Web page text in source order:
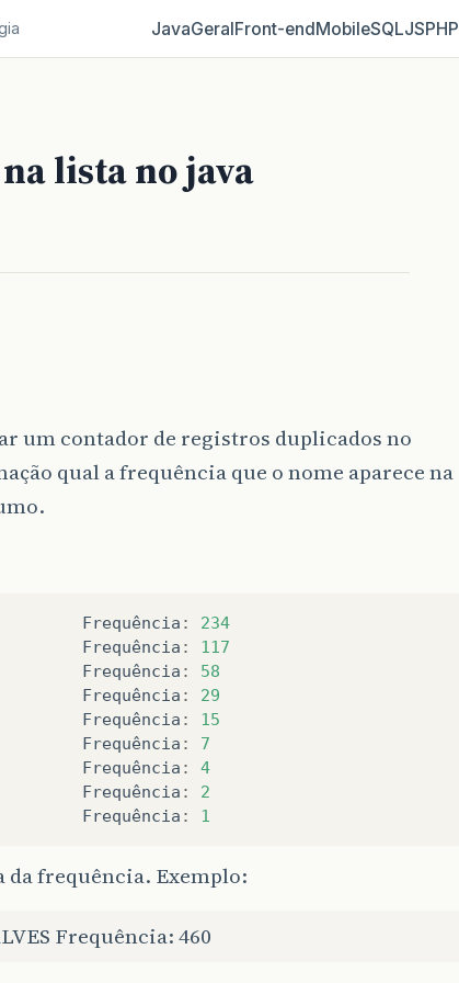
JavaGeralFront‑endMobileSQLJSPHP
lista no java
um contador de registros duplicados no
qual a frequência que o nome aparece na
Frequência :
234
Frequência :
117
Frequência :
58
Frequência :
29
Frequência :
15
Frequência :
7
Frequência :
4
Frequência :
2
Frequência : 1
da frequência. Exemplo:
Frequência: 460